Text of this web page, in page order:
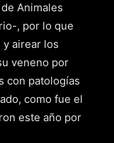
Animales
, por lo que
airear los
veneno por
con patologías
como fue el
este año por